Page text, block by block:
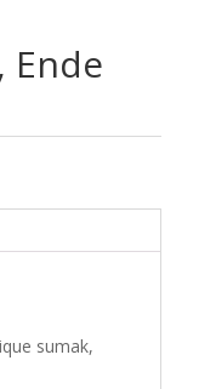
Ende
sumak,